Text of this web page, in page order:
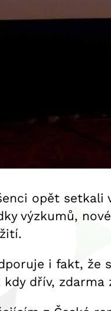
opět setkali
výzkumů,
i fakt,
dřív,